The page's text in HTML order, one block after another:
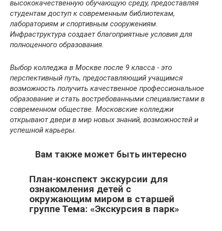
высококачественную обучающую среду, предоставляя
студентам доступ к современным библиотекам,
лабораториям и спортивным сооружениям.
Инфраструктура создает благоприятные условия для
полноценного образования.
Выбор колледжа в Москве после 9 класса - это
перспективный путь, предоставляющий учащимся
возможность получить качественное профессиональное
образование и стать востребованными специалистами в
современном обществе. Московские колледжи
открывают двери в мир новых знаний, возможностей и
успешной карьеры.
Вам также может быть интересно
План-конспект экскурсии для
ознакомления детей с
окружающим миром в старшей
группе Тема: «Экскурсия в парк»